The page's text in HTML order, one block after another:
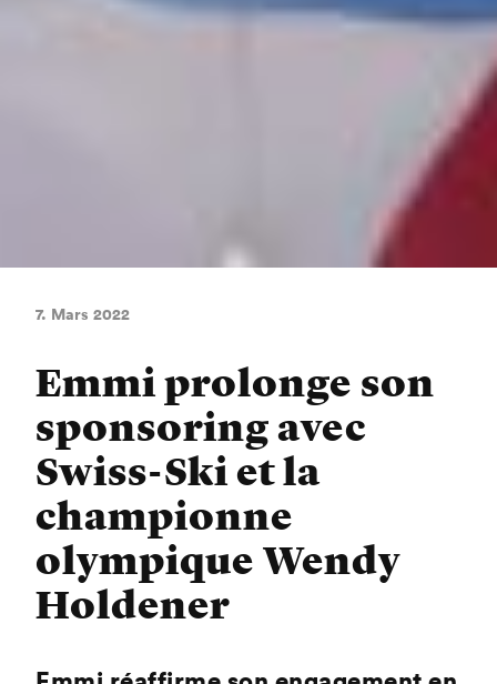
7. Mars 2022
Emmi prolonge son
sponsoring avec
Swiss-Ski et la
championne
olympique Wendy
Holdener